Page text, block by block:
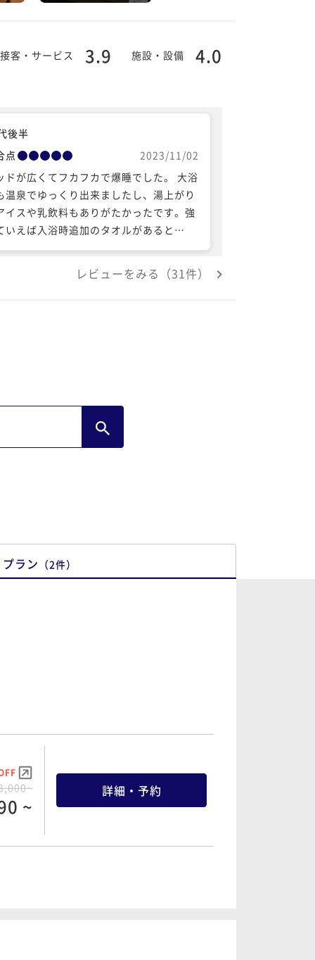
接客・サービス 3.9 施設・設備 4.0
後半
点
2023/11/02
ドが広くてフカフカで爆睡でした。 大浴
温泉でゆっくり出来ましたし、湯上がり
イスや乳飲料もありがたかったです。強
いえば入浴時追加のタオルがあると…
レビューをみる（31件）
プラン （2件）
~
詳細・予約